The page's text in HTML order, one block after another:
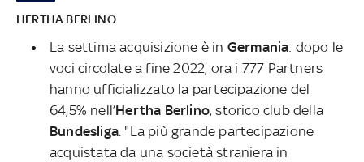
HERTHA BERLINO
La settima acquisizione è in Germania: dopo le
voci circolate a fine 2022, ora i 777 Partners
hanno ufficializzato la partecipazione del
64,5% nell’Hertha Berlino, storico club della
Bundesliga. "La più grande partecipazione
acquistata da una società straniera in